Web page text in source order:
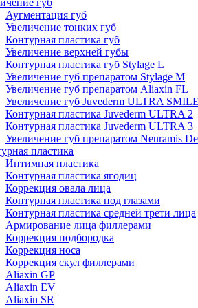
губ
Аугментация губ
Увеличение тонких губ
Контурная пластика губ
Увеличение верхней губы
Контурная пластика губ Stylage L
Увеличение губ препаратом Stylage M
Увеличение губ препаратом Aliaxin FL
Увеличение губ Juvederm ULTRA
Контурная пластика Juvederm ULTRA 2
Контурная пластика Juvederm ULTRA 3
Увеличение губ препаратом Neuramis
пластика
Интимная пластика
Контурная пластика ягодиц
Коррекция овала лица
Контурная пластика под глазами
Контурная пластика средней трети лица
Армирование лица филлерами
Коррекция подбородка
Коррекция носа
Коррекция скул филлерами
Aliaxin GP
Aliaxin EV
Aliaxin SR